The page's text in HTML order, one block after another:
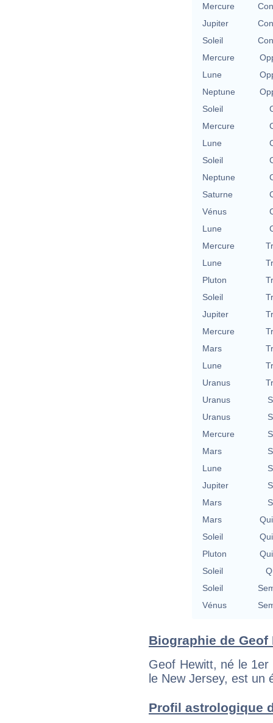
Mercure
Jupiter
Soleil
Mercure
Lune
Neptune
Soleil
Mercure
Lune
Soleil
Neptune
Saturne
Vénus
Lune
Mercure
Lune
Pluton
Soleil
Jupiter
Mercure
Mars
Lune
Uranus
Uranus
Uranus
Mercure
Mars
Lune
Jupiter
Mars
Mars
Soleil
Pluton
Soleil
Soleil
Vénus
Biographie de Geof
Geof Hewitt, né le
le New Jersey, est un
Profil astrologique